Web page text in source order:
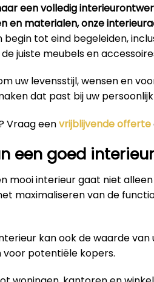
een volledig
en materialen, onze
begin tot eind begeleiden,
juiste meubels en
uw levensstijl, wensen en
dat past bij uw
Vraag eenvrijblijvende offerte
een goed
mooi interieur gaat niet
maximaliseren van de
kan ook de waarde van
potentiële kopers.